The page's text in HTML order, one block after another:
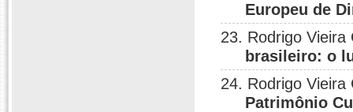
Europeu de
23. Rodrigo
brasileiro: o
24. Rodrigo
Patrimônio